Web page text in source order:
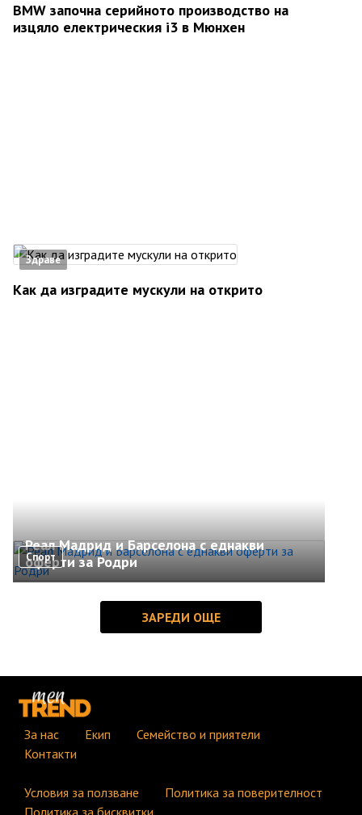
BMW започна серийното производство на
изцяло електрическия i3 в Мюнхен
Здраве
Как да изградите мускули на открито
Спорт
Реал Мадрид и Барселона с еднакви
оферти за Родри
За нас Екип
Семейство и приятели
Контакти
Условия за ползване
Политика за поверителност